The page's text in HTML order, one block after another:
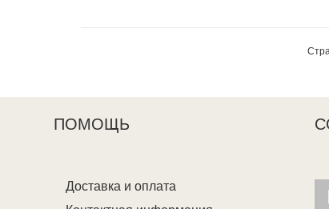
ПОМОЩЬ
Доставка и оплата